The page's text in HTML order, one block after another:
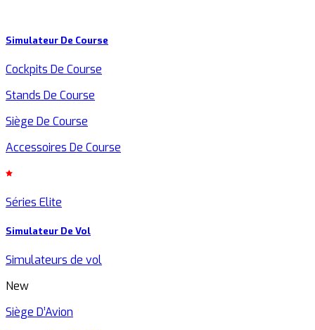
Simulateur De Course
Cockpits De Course
Stands De Course
Siège De Course
Accessoires De Course
Séries Elite
Simulateur De Vol
Simulateurs de vol
New
Siège D’Avion